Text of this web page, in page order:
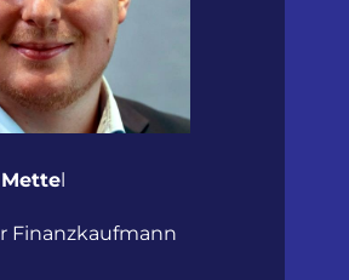
l
Finanzkaufmann